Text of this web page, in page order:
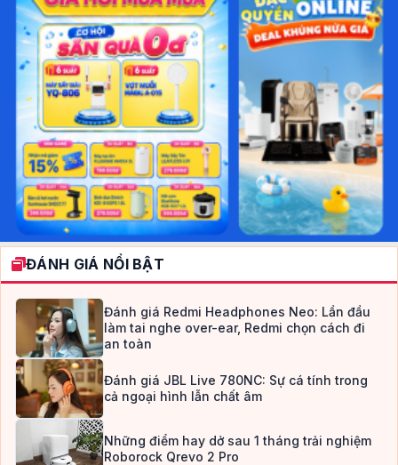
ĐÁNH GIÁ NỔI BẬT
Đánh giá Redmi Headphones Neo: Lần đầu
làm tai nghe over-ear, Redmi chọn cách đi
an toàn
Đánh giá JBL Live 780NC: Sự cá tính trong
cả ngoại hình lẫn chất âm
Những điểm hay dở sau 1 tháng trải nghiệm
Roborock Qrevo 2 Pro